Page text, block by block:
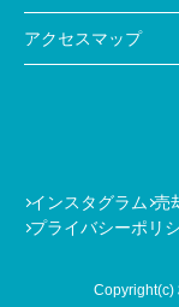
アクセスマップ
インスタグラム 売
プライバシーポリ
Copyright(c)